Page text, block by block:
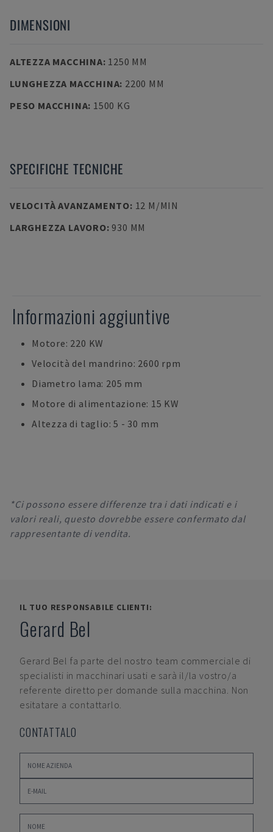
DIMENSIONI
ALTEZZA MACCHINA: 1250 MM
LUNGHEZZA MACCHINA: 2200 MM
PESO MACCHINA: 1500 KG
SPECIFICHE TECNICHE
VELOCITÀ AVANZAMENTO: 12 M/MIN
LARGHEZZA LAVORO: 930 MM
Informazioni aggiuntive
Motore: 220 KW
Velocità del mandrino: 2600 rpm
Diametro lama: 205 mm
Motore di alimentazione: 15 KW
Altezza di taglio: 5 - 30 mm
*Ci possono essere differenze tra i dati indicati e i
valori reali, questo dovrebbe essere confermato dal
rappresentante di vendita.
IL TUO RESPONSABILE CLIENTI:
Gerard Bel
Gerard Bel fa parte del nostro team commerciale di
specialisti in macchinari usati e sarà il/la vostro/a
referente diretto per domande sulla macchina. Non
esitatare a contattarlo.
CONTATTALO